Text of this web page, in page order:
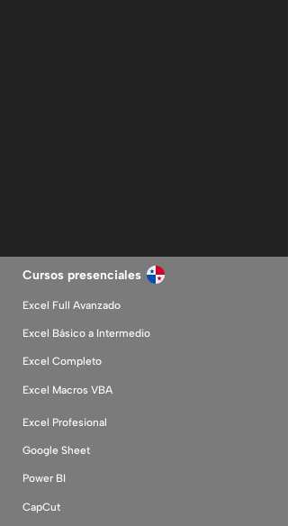
Cursos presenciales
Excel Full Avanzado
Excel Básico a Intermedio
Excel Completo
Excel Macros VBA
Excel Profesional
Google Sheet
Power BI
CapCut